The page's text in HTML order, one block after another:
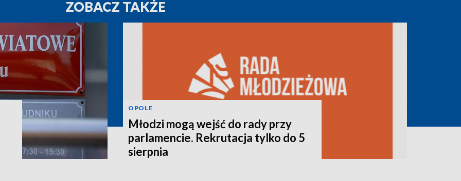
ZOBACZ TAKŻE
OPOLE
Młodzi mogą wejść do rady przy
parlamencie. Rekrutacja tylko do 5
sierpnia